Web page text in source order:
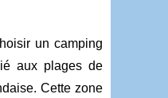
un camping
aux plages de
Cette zone